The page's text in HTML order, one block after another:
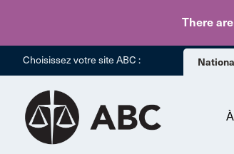
There
Choisissez votre site ABC :